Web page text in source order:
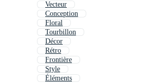
Vecteur
Conception
Floral
Tourbillon
Décor
Rétro
Frontière
Style
Éléments